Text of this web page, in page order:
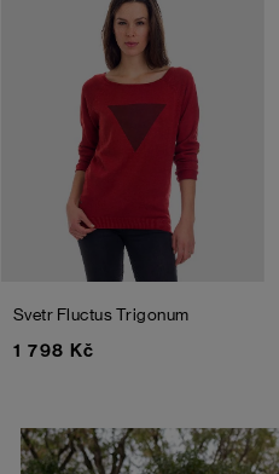
Svetr Fluctus Trigonum
1 798 Kč